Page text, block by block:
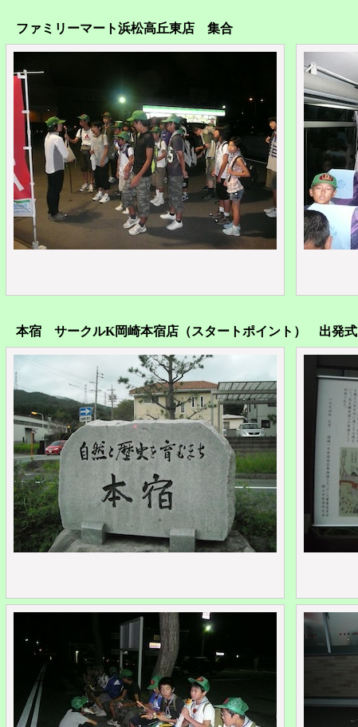
ファミリーマート浜松高丘東店 集合
本宿 サークルK岡崎本宿店（スタートポイント） 出発式